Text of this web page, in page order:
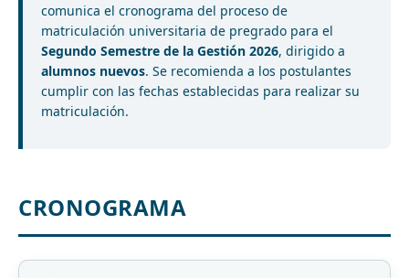
comunica el cronograma del proceso de
matriculación universitaria de pregrado para el
Segundo Semestre de la Gestión 2026, dirigido a
alumnos nuevos. Se recomienda a los postulantes
cumplir con las fechas establecidas para realizar su
matriculación.
CRONOGRAMA